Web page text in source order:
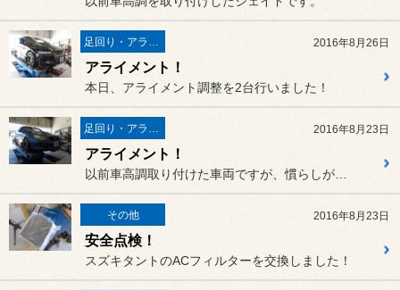
足回り・アライメント 2016年8月26日
アライメント！
本日、アライメント調整を2台行いました！
足回り・アライメント 2016年8月23日
アライメント！
その他 2016年8月23日
安全点検！
スズキタントのACフィルターを交換しました！